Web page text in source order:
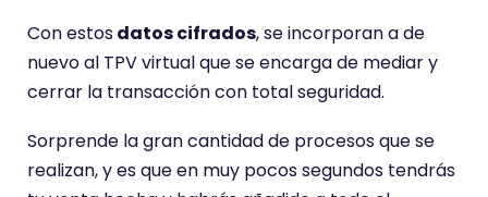
Con estosdatos cifrados, se incorporan a de
nuevo al TPV virtual que se encarga de mediar y
cerrar la transacción con total seguridad.
Sorprende la gran cantidad de procesos que se
realizan, y es que en muy pocos segundos tendrás